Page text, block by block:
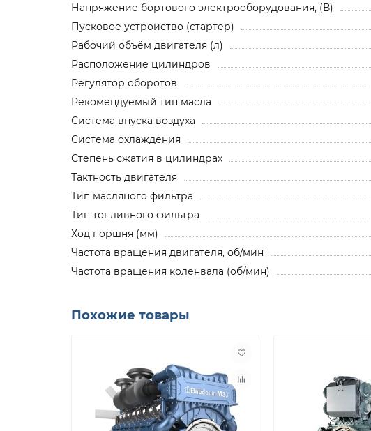
Напряжение бортового электрооборудования, (В)
Пусковое устройство (стартер)
Рабочий объём двигателя (л)
Расположение цилиндров
Регулятор оборотов
Рекомендуемый тип масла
Система впуска воздуха
Система охлаждения
Степень сжатия в цилиндрах
Тактность двигателя
Тип масляного фильтра
Тип топливного фильтра
Ход поршня (мм)
Частота вращения двигателя, об/мин
Частота вращения коленвала (об/мин)
Похожие товары